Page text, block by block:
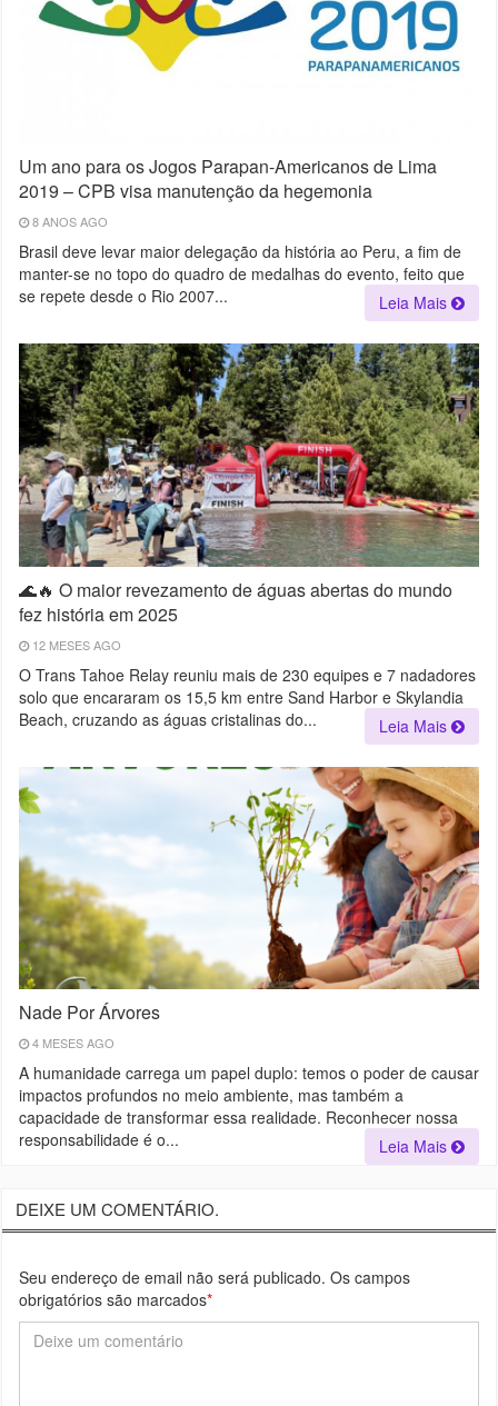
Um ano para os Jogos Parapan-Americanos de Lima
2019 – CPB visa manutenção da hegemonia
8 ANOS AGO
Brasil deve levar maior delegação da história ao Peru, a fim de
manter-se no topo do quadro de medalhas do evento, feito que
se repete desde o Rio 2007...
Leia Mais
🌊🔥 O maior revezamento de águas abertas do mundo
fez história em 2025
12 MESES AGO
O Trans Tahoe Relay reuniu mais de 230 equipes e 7 nadadores
solo que encararam os 15,5 km entre Sand Harbor e Skylandia
Beach, cruzando as águas cristalinas do...
Leia Mais
Nade Por Árvores
4 MESES AGO
A humanidade carrega um papel duplo: temos o poder de causar
impactos profundos no meio ambiente, mas também a
capacidade de transformar essa realidade. Reconhecer nossa
responsabilidade é o...
Leia Mais
DEIXE UM COMENTÁRIO.
Seu endereço de email não será publicado. Os campos
obrigatórios são marcados*